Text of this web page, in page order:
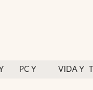
PC Y
VIDA Y